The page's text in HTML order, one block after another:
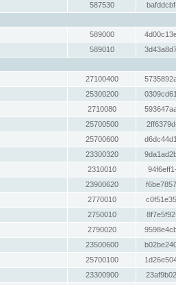
587530
589000
589010
27100400
25300200
2710080
25700500
25700600
23300320
2310010
23900620
2770010
2750010
2790020
23500600
25700100
23300900